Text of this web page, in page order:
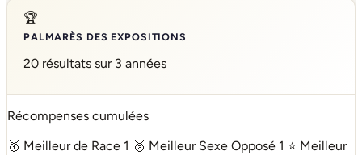
🏆
PALMARÈS DES EXPOSITIONS
20 résultats sur 3 années
Récompenses cumulées
🥇 Meilleur de Race 1 🥈 Meilleur Sexe Opposé 1 ⭐ Meilleur